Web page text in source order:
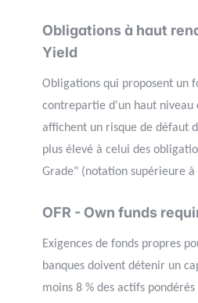
Obligations à haut
Yield
Obligations qui proposent un
contrepartie d'un haut niveau
affichent un risque de défaut
plus élevé à celui des
Grade" (notation supérieure à
OFR - Own funds
Exigences de fonds propres
banques doivent détenir un
moins 8 % des actifs